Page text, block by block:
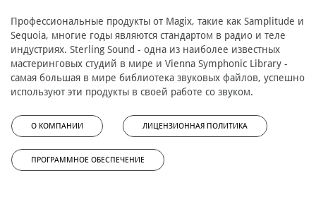
Профессиональные продукты от Magix, такие как Samplitude и
Sequoia, многие годы являются стандартом в радио и теле
индустриях. Sterling Sound - одна из наиболее известных
мастеринговых студий в мире и Vienna Symphonic Library -
самая большая в мире библиотека звуковых файлов, успешно
используют эти продукты в своей работе со звуком.
О КОМПАНИИ ЛИЦЕНЗИОННАЯ ПОЛИТИКА
ПРОГРАММНОЕ ОБЕСПЕЧЕНИЕ